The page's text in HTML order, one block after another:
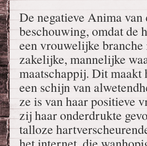
De negatieve Anima
beschouwing, omdat de
een vrouwelijke
zakelijke, mannelijke
maatschappij. Dit maakt
een schijn van
ze is van haar positieve
zij haar onderdrukte
talloze